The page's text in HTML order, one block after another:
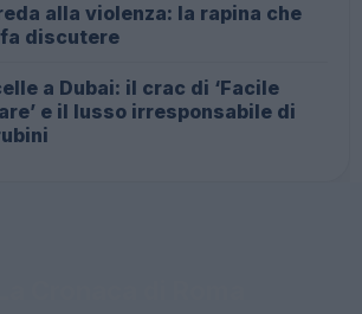
alla violenza: la rapina che
discutere
a Dubai: il crac di ‘Facile
e il lusso irresponsabile di